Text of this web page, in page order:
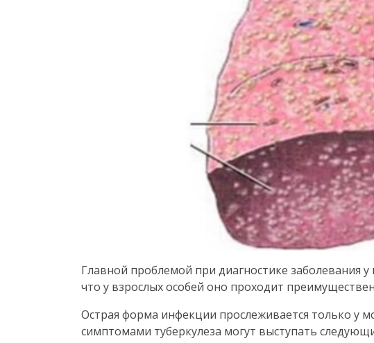
Главной проблемой при диагностике заболевания у
что у взрослых особей оно проходит
Острая форма инфекции прослеживается только у
симптомами туберкулеза могут выступать